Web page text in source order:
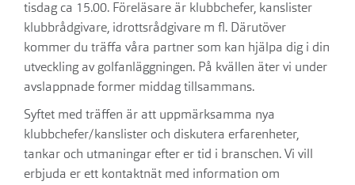
tisdag ca 15.00. Föreläsare är klubbchefer, kanslister
klubbrådgivare, idrottsrådgivare m fl. Därutöver
kommer du träffa våra partner som kan hjälpa dig i din
utveckling av golfanläggningen. På kvällen äter vi under
avslappnade former middag tillsammans.
Syftet med träffen är att uppmärksamma nya
klubbchefer/kanslister och diskutera erfarenheter,
tankar och utmaningar efter er tid i branschen. Vi vill
erbjuda er ett kontaktnät med information om